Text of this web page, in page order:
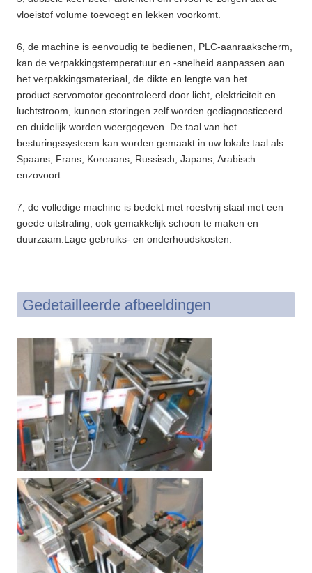
vloeistof volume toevoegt en lekken voorkomt.
6, de machine is eenvoudig te bedienen, PLC-aanraakscherm,
kan de verpakkingstemperatuur en -snelheid aanpassen aan
het verpakkingsmateriaal, de dikte en lengte van het
product.servomotor.gecontroleerd door licht, elektriciteit en
luchtstroom, kunnen storingen zelf worden gediagnosticeerd
en duidelijk worden weergegeven. De taal van het
besturingssysteem kan worden gemaakt in uw lokale taal als
Spaans, Frans, Koreaans, Russisch, Japans, Arabisch
enzovoort.
7, de volledige machine is bedekt met roestvrij staal met een
goede uitstraling, ook gemakkelijk schoon te maken en
duurzaam.Lage gebruiks- en onderhoudskosten.
Gedetailleerde afbeeldingen